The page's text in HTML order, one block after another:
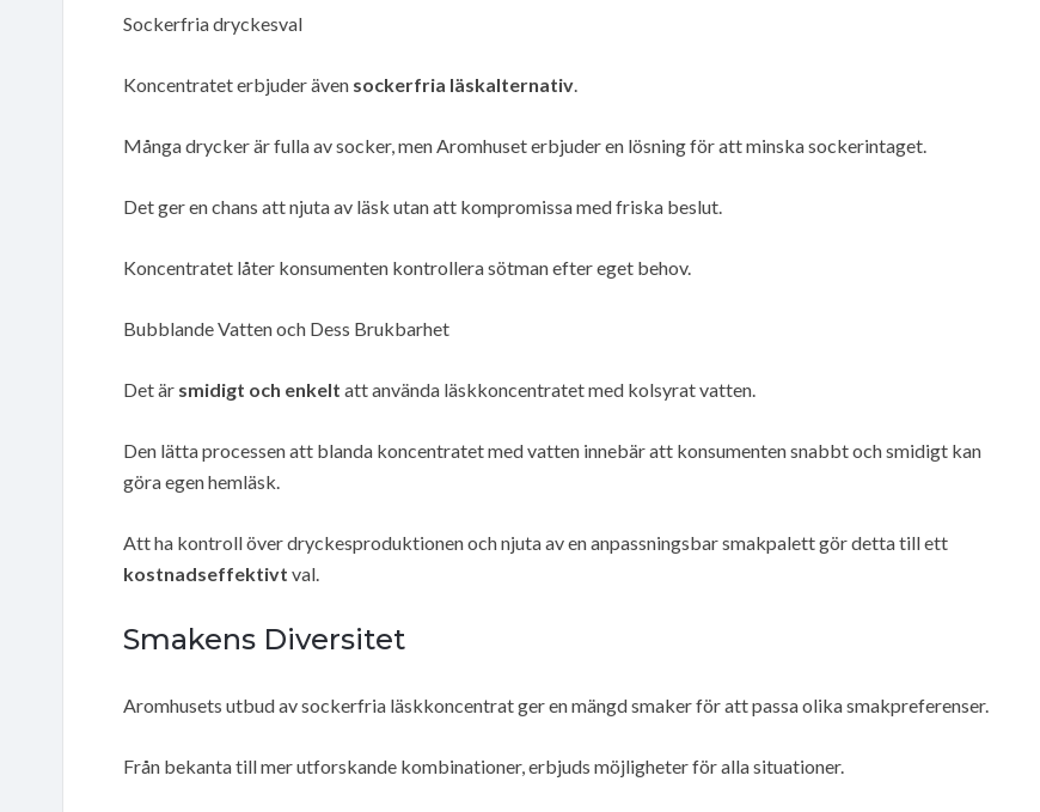
Sockerfria dryckesval
Koncentratet erbjuder även sockerfria läskalternativ.
Många drycker är fulla av socker, men Aromhuset erbjuder en lösning för att minska sockerintaget.
Det ger en chans att njuta av läsk utan att kompromissa med friska beslut.
Koncentratet låter konsumenten kontrollera sötman efter eget behov.
Bubblande Vatten och Dess Brukbarhet
Det är smidigt och enkelt att använda läskkoncentratet med kolsyrat vatten.
Den lätta processen att blanda koncentratet med vatten innebär att konsumenten snabbt och smidigt kan
göra egen hemläsk.
Att ha kontroll över dryckesproduktionen och njuta av en anpassningsbar smakpalett gör detta till ett
kostnadseffektivt val.
Smakens Diversitet
Aromhusets utbud av sockerfria läskkoncentrat ger en mängd smaker för att passa olika smakpreferenser.
Från bekanta till mer utforskande kombinationer, erbjuds möjligheter för alla situationer.